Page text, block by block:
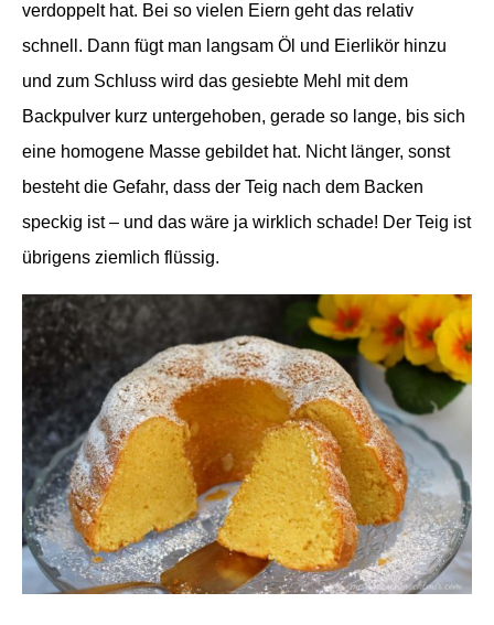
verdoppelt hat. Bei so vielen Eiern geht das relativ
schnell. Dann fügt man langsam Öl und Eierlikör hinzu
und zum Schluss wird das gesiebte Mehl mit dem
Backpulver kurz untergehoben, gerade so lange, bis sich
eine homogene Masse gebildet hat. Nicht länger, sonst
besteht die Gefahr, dass der Teig nach dem Backen
speckig ist – und das wäre ja wirklich schade! Der Teig ist
übrigens ziemlich flüssig.